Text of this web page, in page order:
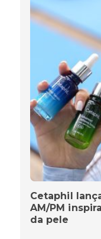
Cetaphil
AM/PM
da pele